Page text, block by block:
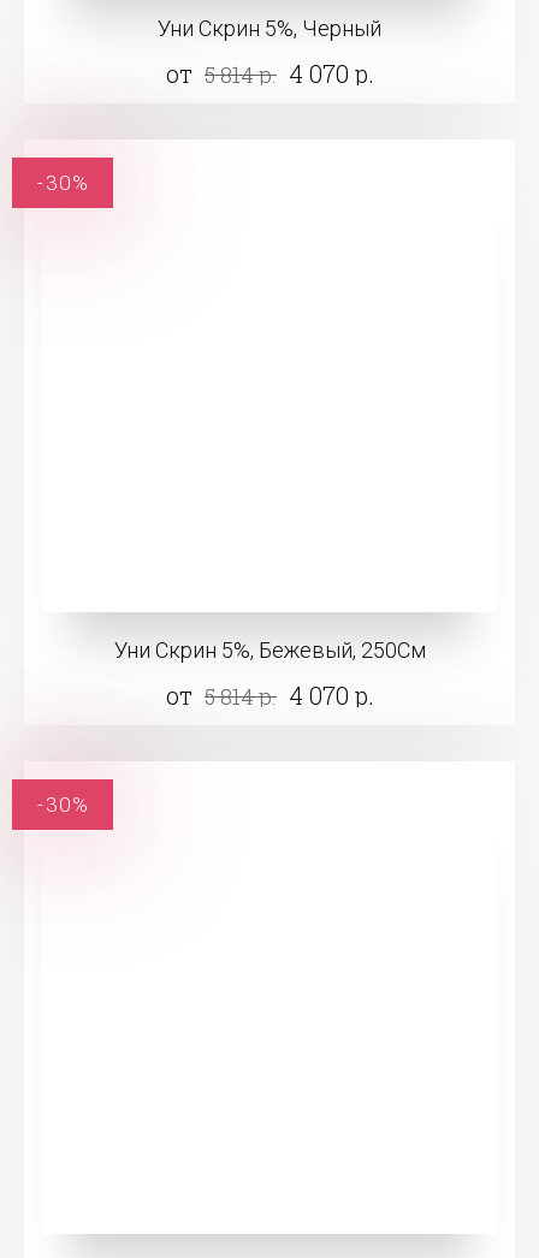
Уни Скрин 5%, Черный
от 5 814 р. 4 070 р.
Уни Скрин 5%, Бежевый, 250См
от 5 814 р. 4 070 р.
-30%
-30%